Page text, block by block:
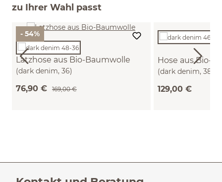
zu Ihrer Wahl passt
- 54%
Latzhose aus Bio-Baumwolle
(dark denim, 36)
76,90 € 169,00 €
Hose aus Bio-
(dark denim, 38)
129,00 €